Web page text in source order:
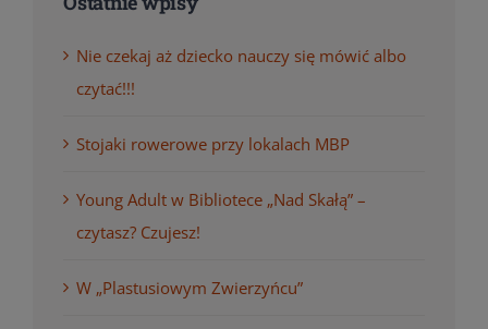
Nie czekaj aż dziecko nauczy się mówić albo
czytać!!!
Stojaki rowerowe przy lokalach MBP
Young Adult w Bibliotece „Nad Skałą” –
czytasz? Czujesz!
W „Plastusiowym Zwierzyńcu”